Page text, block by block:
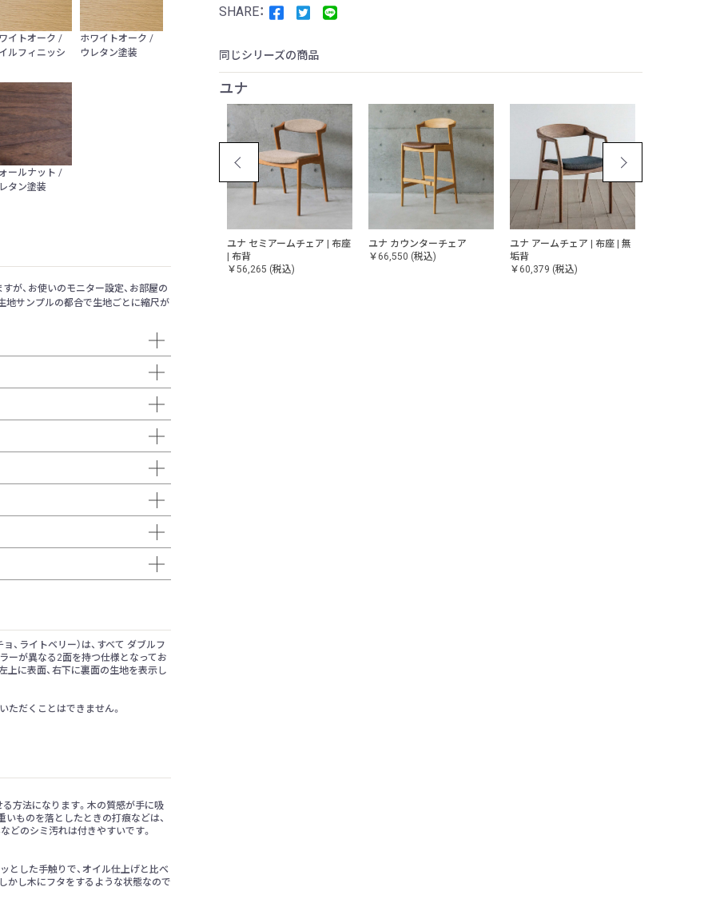
同じシリーズの商品
ユナ
￥56,265 (税込)
ユナ カウンターチェア
￥66,550
ユナ アームチェア | 布座 | 無
垢背
ユナ セミアームチェア | 無垢
￥61,347 (税込)
イトオーク /
ルフィニッシ
ホワイトオーク /
ウレタン塗装
ールナット /
タン塗装
が、お使いのモニター設定、お部屋の
地サンプルの都合で生地ごとに縮尺が
、ライトベリー）は、すべて ダブルフ
ーが異なる2面を持つ仕様となってお
上に表面、右下に裏面の生地を表示し
ただくことはできません。
方法になります。木の質感が手に吸
ものを落としたときの打痕などは、
どのシミ汚れは付きやすいです。
とした手触りで、オイル仕上げと比べ
かし木にフタをするような状態なので